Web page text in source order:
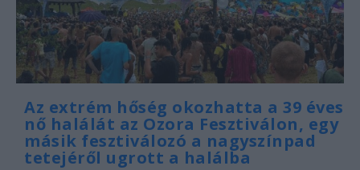
Az extrém hőség okozhatta a 39 éves
nő halálát az Ozora Fesztiválon, egy
másik fesztiválozó a nagyszínpad
tetejéről ugrott a halálba